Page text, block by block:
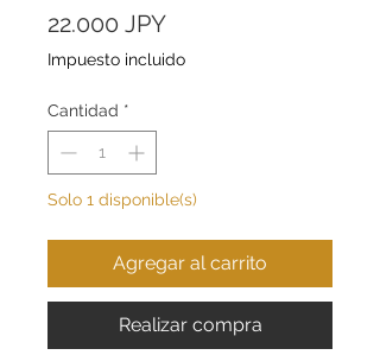
22.000 JPYPrecio
Impuesto incluido
Cantidad *
Solo 1 disponible(s)
Agregar al carrito
Realizar compra